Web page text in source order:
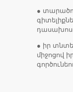
●
● իր
միջոցով